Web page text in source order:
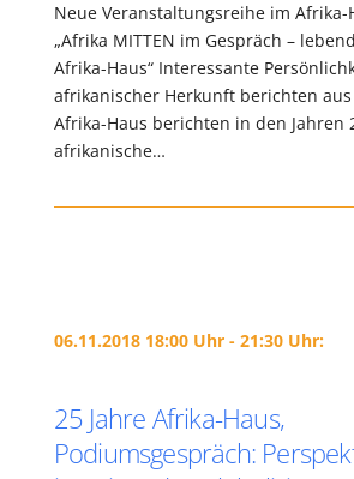
Neue Veranstaltungsreihe im Afrika-
„Afrika MITTEN im Gespräch –
Afrika-Haus“ Interessante
afrikanischer Herkunft berichten
Afrika-Haus berichten in den Jahren
afrikanische…
06.11.2018 18:00 Uhr - 21:30 Uhr:
25 Jahre Afrika-Haus,
Podiumsgespräch: